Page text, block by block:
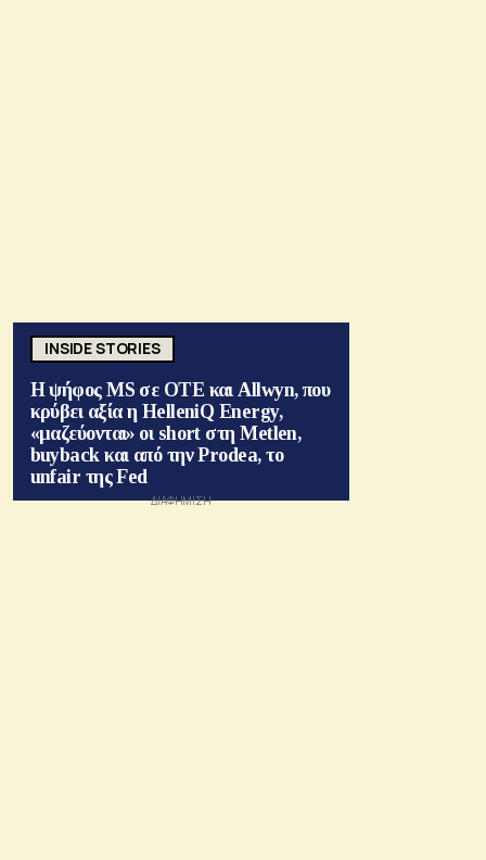
INSIDE STORIES
Η ψήφος MS σε ΟΤΕ και Allwyn, που
κρύβει αξία η HelleniQ Energy,
«μαζεύονται» οι short στη Metlen,
buyback και από την Prodea, το
unfair της Fed